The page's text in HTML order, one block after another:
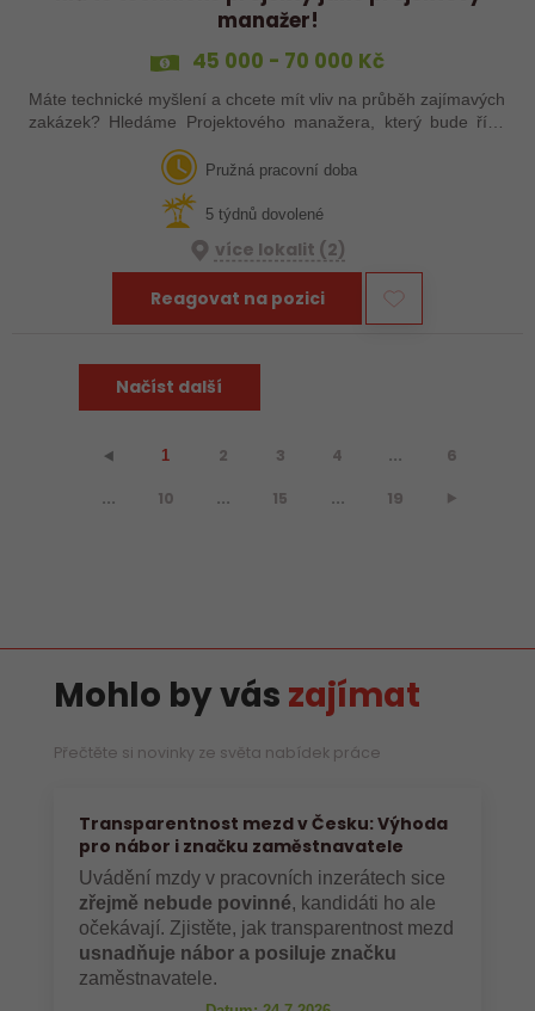
manažer!
45 000 - 70 000 Kč
Máte technické myšlení a chcete mít vliv na průběh zajímavých
zakázek? Hledáme Projektového manažera, který bude řídit
Pružná pracovní doba
5 týdnů dovolené
více lokalit (2)
Reagovat na pozici
Načíst další
⯇ 1 2 3 4 ... 6
... 10 ... 15 ... 19 ⯈
Mohlo by vás zajímat
Přečtěte si novinky ze světa nabídek práce
Transparentnost mezd v Česku: Výhoda
pro nábor i značku zaměstnavatele
Uvádění mzdy v pracovních inzerátech sice
zřejmě nebude povinné, kandidáti ho ale
očekávají. Zjistěte, jak transparentnost mezd
usnadňuje nábor a posiluje značku
zaměstnavatele.